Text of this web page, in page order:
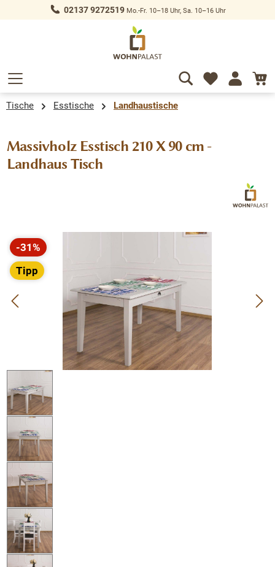
springen 02137 9272519Mo.-Fr. 10–18 Uhr, Sa. 10–16 Uhr
Tische Esstische Landhaustische
Massivholz Esstisch 210 X 90 cm -
Landhaus Tisch
Bildergalerie überspringen
-31%
Rabatt
Tipp